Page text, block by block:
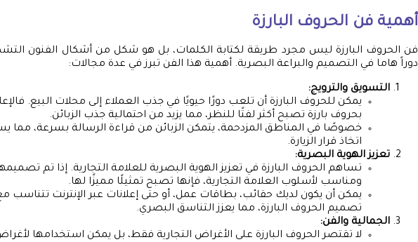
أهمية فن الحروف البارزة
فن الحروف البارزة ليس مجرد طريقة لكتابة الكلمات، بل هو شكل من أشكال الفنون
دوراً هاما في التصميم والبراعة البصرية. أهمية هذا الفن تبرز في عدة مجالات:
التسويق والترويج:
يمكن للحروف البارزة أن تلعب دورًا حيويًا في جذب العملاء إلى محلات البيع.
بحروف بارزة تصبح أكثر لفتًا للنظر، مما يزيد من احتمالية جذب الزبائن.
خصوصًا في المناطق المزدحمة، يتمكن الزبائن من قراءة الرسالة بسرعة، مما
اتخاذ قرار الزيارة.
تعزيز الهوية البصرية:
تساهم الحروف البارزة في تعزيز الهوية البصرية للعلامة التجارية. إذا تم
ومناسب لأسلوب العلامة التجارية، فإنها تصبح تمثيلًا مميزًا لها.
يمكن أن يكون لديك حقائب، بطاقات عمل، أو حتى إعلانات عبر الإنترنت
تصميم الحروف البارزة، مما يعزز التناسق البصري.
الجمالية والفن:
لا تقتصر الحروف البارزة على الأغراض التجارية فقط، بل يمكن استخدامها